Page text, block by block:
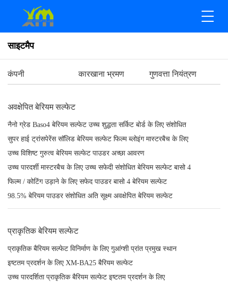
साइटमैप
कंपनी कारखाना भ्रमण गुणवत्ता नियंत्रण
अवक्षेपित बेरियम सल्फेट
नैनो ग्रेड Baso4 बेरियम सल्फेट उच्च शुद्धता सर्किट बोर्ड के लिए संशोधित
सुपर हाई ट्रांसपेरेंस सॉलिड बेरियम सल्फेट फिल्म ब्लोइंग मास्टरबैच के लिए
उच्च विशिष्ट गुरुत्व बेरियम सल्फेट पाउडर अच्छा आवरण
उच्च पारदर्शी मास्टरबैच के लिए उच्च सफेदी संशोधित बेरियम सल्फेट बासो 4
फिल्म / कोटिंग उड़ाने के लिए सफेद पाउडर बासो 4 बेरियम सल्फेट
98.5% बेरियम पाउडर संशोधित अति सूक्ष्म अवक्षेपित बेरियम सल्फेट
प्राकृतिक बेरियम सल्फेट
प्राकृतिक बैरियम सल्फेट विनिर्माण के लिए गुआंग्शी प्रांत प्रमुख स्थान
इष्टतम प्रदर्शन के लिए XM-BA25 बैरियम सल्फेट
उच्च पारदर्शिता प्राकृतिक बैरियम सल्फेट इष्टतम प्रदर्शन के लिए